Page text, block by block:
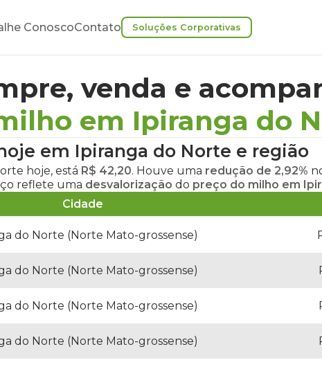
ConoscoContato Soluções Corporativas
venda e
em Ipiranga do
em Ipiranga do Norte e região
hoje, está R$ 42,20. Houve uma redução de 2,92%
reflete uma desvalorização do preço do milho em
Cidade
do Norte (Norte Mato-grossense)
do Norte (Norte Mato-grossense)
do Norte (Norte Mato-grossense)
do Norte (Norte Mato-grossense)